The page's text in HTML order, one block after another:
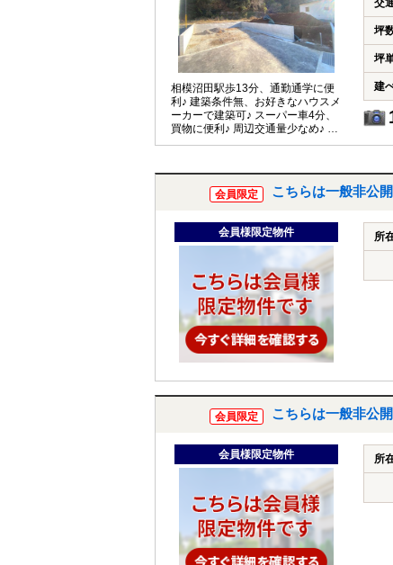
相模沼田駅歩13分、通勤通学に便
利♪ 建築条件無、お好きなハウスメ
ーカーで建築可♪ スーパー車4分、
買物に便利♪ 周辺交通量少なめ♪ カ
ースペース2台♪
交
坪
坪
建
会員限定 こちらは一般非公
会員様限定物件 所
会員限定 こちらは一般非公
会員様限定物件 所